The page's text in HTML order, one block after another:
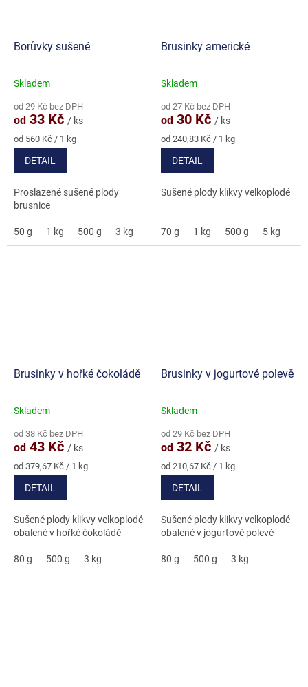
Borůvky sušené
Průměrné
produktu
je
5,0
z
Skladem
od 29 Kč bez DPH
od 33 Kč / ks
Měrná
cena:
od 560 Kč / 1 kg
DETAIL
Proslazené sušené plody
brusnice
50 g 1 kg 500 g 3 kg
Brusinky americké
Průměrné
produktu
je
5,0
z
Skladem
od 27 Kč bez DPH
od 30 Kč / ks
Měrná
cena:
od 240,83 Kč / 1 kg
DETAIL
Sušené plody klikvy velkoplodé
70 g 1 kg 500 g 5 kg
Brusinky v hořké čokoládě
Průměrné
produktu
je
5,0
z
hvězdiček.
Skladem
od 38 Kč bez DPH
od 43 Kč / ks
Měrná
cena:
od 379,67 Kč / 1 kg
DETAIL
Sušené plody klikvy velkoplodé
obalené v hořké čokoládě
80 g 500 g 3 kg
Brusinky v jogurtové polevě
Průměrné
produktu
je
5,0
z
hvězdiček.
Skladem
od 29 Kč bez DPH
od 32 Kč / ks
Měrná
cena:
od 210,67 Kč / 1 kg
DETAIL
Sušené plody klikvy velkoplodé
obalené v jogurtové polevě
80 g 500 g 3 kg